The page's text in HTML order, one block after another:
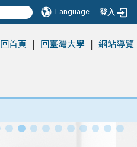
Language 登入
回首頁 | 回臺灣大學 | 網站導覽